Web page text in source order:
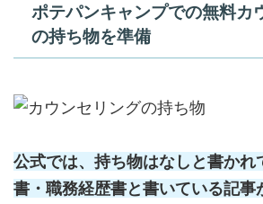
ポテパンキャンプでの無料カ
の持ち物を準備
公式では、持ち物はなしと書かれ
書・職務経歴書と書いている記事